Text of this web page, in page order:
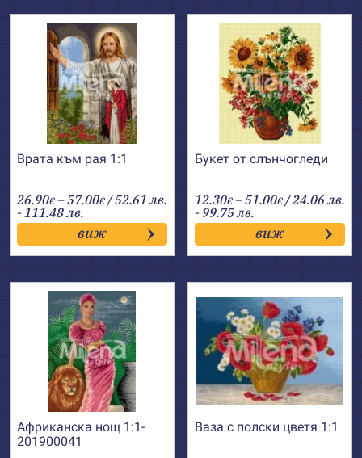
Врата към рая 1:1
26.90€ –57.00€Price
range:
26.90€
through
57.00€
/ 52.61 лв.
- 111.48 лв.
виж
Букет от слънчогледи
12.30€ –51.00€Price
range:
12.30€
through
51.00€
/ 24.06 лв.
- 99.75 лв.
виж
Африканска нощ 1:1-
201900041
Ваза с полски цветя 1:1